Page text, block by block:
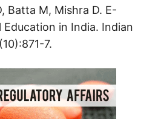
Batta M, Mishra D. E-
Education in India. Indian
7.